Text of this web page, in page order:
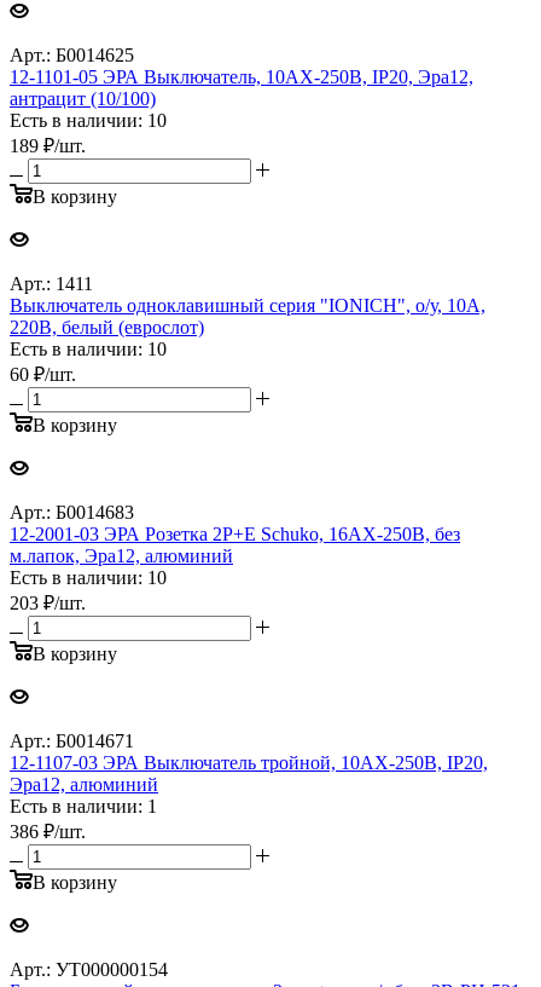
Арт.: Б0014625
12-1101-05 ЭРА Выключатель, 10АХ-250В, IP20, Эра12,
антрацит (10/100)
Есть в наличии: 10
189 ₽/шт.
В корзину
Арт.: 1411
Выключатель одноклавишный серия "IONICH", о/у, 10А,
220В, белый (еврослот)
Есть в наличии: 10
60 ₽/шт.
В корзину
Арт.: Б0014683
12-2001-03 ЭРА Розетка 2P+E Schuko, 16АХ-250В, без
м.лапок, Эра12, алюминий
Есть в наличии: 10
203 ₽/шт.
В корзину
Арт.: Б0014671
12-1107-03 ЭРА Выключатель тройной, 10АХ-250В, IP20,
Эра12, алюминий
Есть в наличии: 1
386 ₽/шт.
В корзину
Арт.: УТ000000154